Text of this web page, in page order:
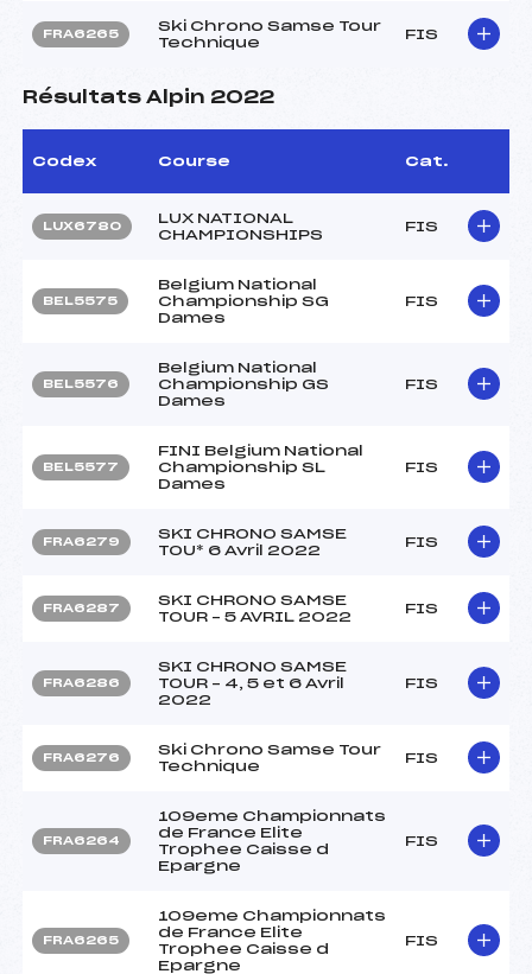
FRA6265
Ski Chrono Samse Tour
Technique
FIS
Résultats Alpin 2022
Codex Course Cat.
LUX6780
LUX NATIONAL
CHAMPIONSHIPS
FIS
BEL5575
Belgium National
Championship SG
Dames
FIS
BEL5576
Belgium National
Championship GS
Dames
FIS
BEL5577
FINI Belgium National
Championship SL
Dames
FIS
FRA6279
SKI CHRONO SAMSE
TOU* 6 Avril 2022
FIS
FRA6287
SKI CHRONO SAMSE
TOUR – 5 AVRIL 2022
FIS
FRA6286
SKI CHRONO SAMSE
TOUR – 4, 5 et 6 Avril
2022
FIS
FRA6276
Ski Chrono Samse Tour
Technique
FIS
FRA6264
109eme Championnats
de France Elite
Trophee Caisse d
Epargne
FIS
FRA6265
109eme Championnats
de France Elite
Trophee Caisse d
Epargne
FIS